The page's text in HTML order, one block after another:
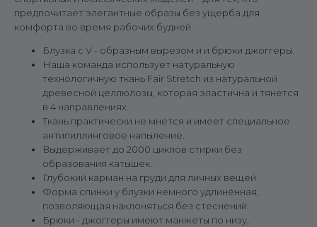
предпочитает элегантные образы без ущерба для
комфорта во время рабочих будней.
Блузка с V - образным вырезом и и брюки джоггеры.
Наша команда использует натуральную
технологичную ткань Fair Stretch из натуральной
древесной целлюлозы, которая эластична и тянется
в 4 направлениях.
Ткань практически не мнется и имеет специальное
антипиллинговое напыление.
Выдерживает до 2000 циклов стирки без
образования катышек.
Глубокий карман на груди для личных вещей
Форма спинки у блузки немного удлинённая,
позволяющая наклоняться без стеснений.
Брюки - джоггеры имеют манжеты по низу,